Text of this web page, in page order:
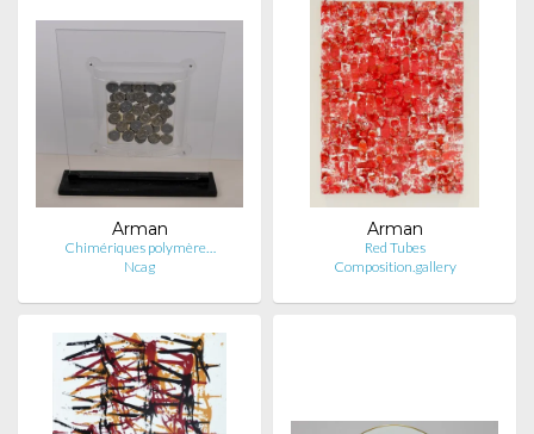
Arman
Chimériques polymère…
Ncag
Arman
Red Tubes
Composition.gallery